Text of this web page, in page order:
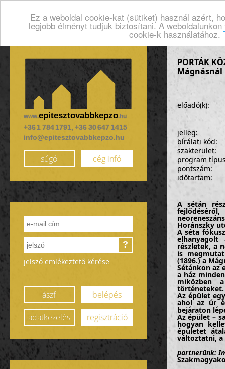
Ez a weboldal cookie-kat (sütiket) használ azért,
legjobb élményt tudjuk biztosítani. A
cookie-k használatához.
www.epitesztovabbkepzo.hu
+36 1 784 1791, +36 30 647 1415
info@epitesztovabbkepzo.hu
súgó cég infó
?
jelszó emlékeztető kérése
ászf
belépés
adatkezelés
regisztráció
PORTÁK
Mágnásnál
előadó(k):
jelleg:
bírálati kód:
szakterület:
program
pontszám:
időtartam:
A sétán
Horánszky
A séta
részletek, a
is
(1896.) a
Sétánkon az
a ház
miközben
történeteket.
Az épület
ahol az úr
bejáraton
Az épület –
hogyan
épületet
változtatni, a
partnerünk: